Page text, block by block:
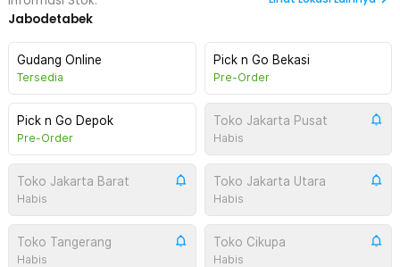
Jabodetabek
Gudang Online
Tersedia
Pick n Go Bekasi
Pre-Order
Pick n Go Depok
Pre-Order
Toko Jakarta Pusat
Habis
Toko Jakarta Barat
Habis
Toko Jakarta Utara
Habis
Toko Tangerang
Habis
Toko Cikupa
Habis